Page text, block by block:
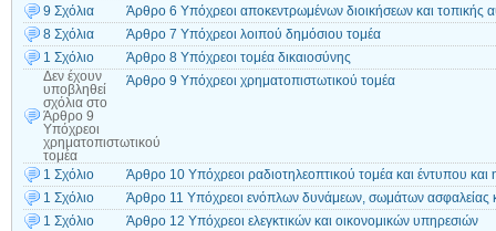
9 Σχόλια
Άρθρο 6 Υπόχρεοι αποκεντρωμένων διοικήσεων και τοπικής
8 Σχόλια
Άρθρο 7 Υπόχρεοι λοιπού δημόσιου τομέα
1 Σχόλιο
Άρθρο 8 Υπόχρεοι τομέα δικαιοσύνης
Δεν έχουν
υποβληθεί
σχόλια στο
Άρθρο 9
Υπόχρεοι
χρηματοπιστωτικού
τομέα
Άρθρο 9 Υπόχρεοι χρηματοπιστωτικού τομέα
1 Σχόλιο
Άρθρο 10 Υπόχρεοι ραδιοτηλεοπτικού τομέα και έντυπου και
1 Σχόλιο
Άρθρο 11 Υπόχρεοι ενόπλων δυνάμεων, σωμάτων ασφαλείας
1 Σχόλιο
Άρθρο 12 Υπόχρεοι ελεγκτικών και οικονομικών υπηρεσιών